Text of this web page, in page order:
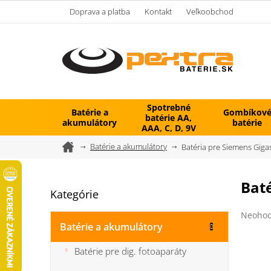
Doprava a platba Kontakt Veľkoobchod
Batérie a
akumulátory
Spotrebné
batérie AA,
AAA, C, D, 9V
Gombíkové
batérie
DomovBatérie a akumulátory Batéria pre Siemens
o
č
Preskočiť
Kategórie
Batérie a akumulátory
Batérie pre dig. fotoaparáty